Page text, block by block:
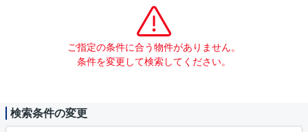
ご指定の条件に合う物件がありません。
条件を変更して検索してください。
検索条件の変更